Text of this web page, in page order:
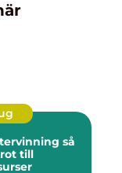
så
till